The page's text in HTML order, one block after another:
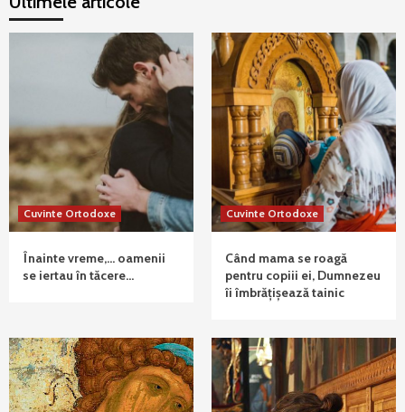
Cuvinte Ortodoxe
Înainte vreme,… oamenii
se iertau în tăcere…
Cuvinte Ortodoxe
Când mama se roagă
pentru copiii ei, Dumnezeu
îi îmbrățișează tainic